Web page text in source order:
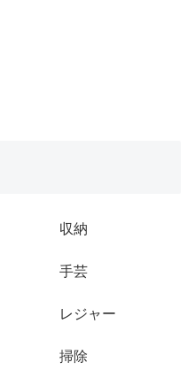
収納
手芸
レジャー
掃除